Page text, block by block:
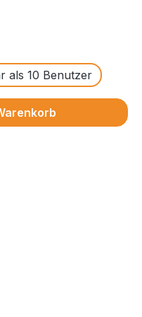
als 10 Benutzer
Wert